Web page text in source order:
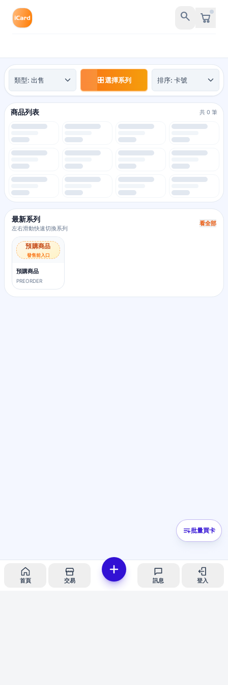
search
交易類型
選擇系列
排序方式
批量買卡
商品列表 共 0 筆
最新系列
左右滑動快速切換系列
看全部
預購商品
發售前入口
預購商品
PREORDER
首頁 交易 訊息 登入